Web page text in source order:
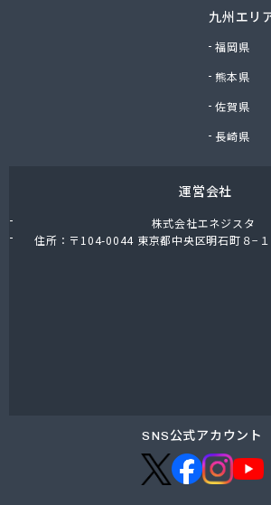
高崎商店
九州エリ
福岡県
熊本県
佐賀県
長崎県
運営会社
株式会社エネジスタ
住所：〒104-0044 東京都中央区明石町８−
SNS公式アカウント